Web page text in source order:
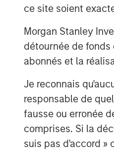
ce site soient
Morgan Stanley
détournée de
abonnés et la
Je reconnais
responsable de
fausse ou erronée
comprises. Si la
suis pas d'accord »
solutions:
2015:
by vets
2016:
Star
2018: